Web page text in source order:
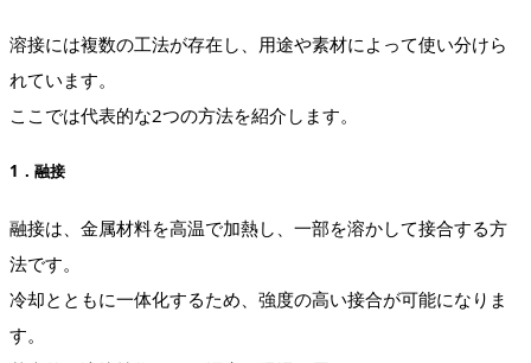
溶接には複数の工法が存在し、用途や素材によって使い分けら
れています。
ここでは代表的な2つの方法を紹介します。
1．融接
融接は、金属材料を高温で加熱し、一部を溶かして接合する方
法です。
冷却とともに一体化するため、強度の高い接合が可能になりま
す。